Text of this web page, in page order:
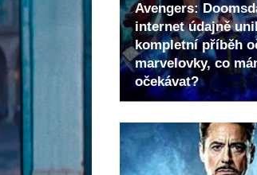
Avengers:
internet údajně
kompletní příběh
marvelovky, co
očekávat?